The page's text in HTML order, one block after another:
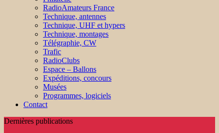
RadioAmateurs France
Technique, antennes
Technique, UHF et hypers
Technique, montages
Télégraphie, CW
Trafic
RadioClubs
Espace – Ballons
Expéditions, concours
Musées
Programmes, logiciels
Contact
Dernières publications